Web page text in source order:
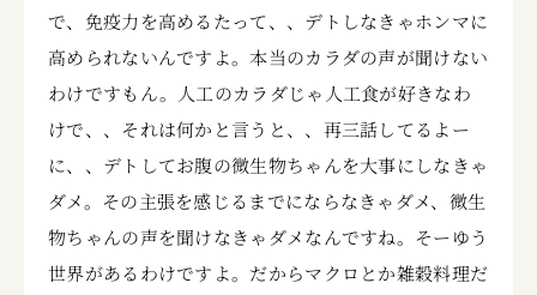
で、免疫力を高めるたって、、デトしなきゃホンマに
高められないんですよ。本当のカラダの声が聞けない
わけですもん。人工のカラダじゃ人工食が好きなわ
けで、、それは何かと言うと、、再三話してるよー
に、、デトしてお腹の微生物ちゃんを大事にしなきゃ
ダメ。その主張を感じるまでにならなきゃダメ、微生
物ちゃんの声を聞けなきゃダメなんですね。そーゆう
世界があるわけですよ。だからマクロとか雑穀料理だ